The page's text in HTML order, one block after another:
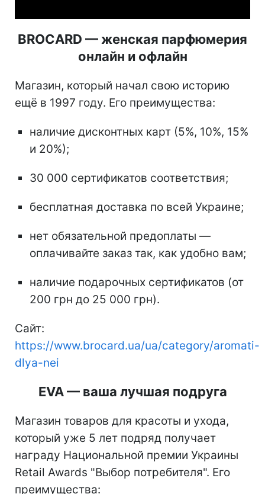
BROCARD — женская парфюмерия
онлайн и офлайн
Магазин, который начал свою историю
ещё в 1997 году. Его преимущества:
наличие дисконтных карт (5%, 10%, 15%
и 20%);
30 000 сертификатов соответствия;
бесплатная доставка по всей Украине;
нет обязательной предоплаты —
оплачивайте заказ так, как удобно вам;
наличие подарочных сертификатов (от
200 грн до 25 000 грн).
Сайт:
https://www.brocard.ua/ua/category/aromati-
dlya-nei
EVA — ваша лучшая подруга
Магазин товаров для красоты и ухода,
который уже 5 лет подряд получает
награду Национальной премии Украины
Retail Awards "Выбор потребителя". Его
преимущества: